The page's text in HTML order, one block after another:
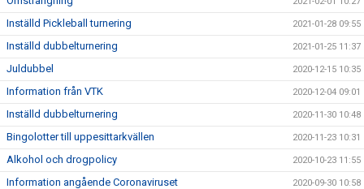
Inställd Pickleball turnering 2021-01-28 09:55
Inställd dubbelturnering 2021-01-25 11:37
Juldubbel 2020-12-15 10:35
Information från VTK 2020-12-04 09:01
Inställd dubbelturnering 2020-11-30 10:48
Bingolotter till uppesittarkvällen 2020-11-23 10:31
Alkohol och drogpolicy 2020-10-23 11:55
Information angående Coronaviruset 2020-09-30 10:58